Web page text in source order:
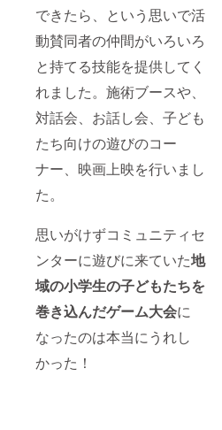
できたら、という思いで活
動賛同者の仲間がいろいろ
と持てる技能を提供してく
れました。施術ブースや、
対話会、お話し会、子ども
たち向けの遊びのコー
ナー、映画上映を行いまし
た。
思いがけずコミュニティセ
ンターに遊びに来ていた地
域の小学生の子どもたちを
巻き込んだゲーム大会に
なったのは本当にうれし
かった！